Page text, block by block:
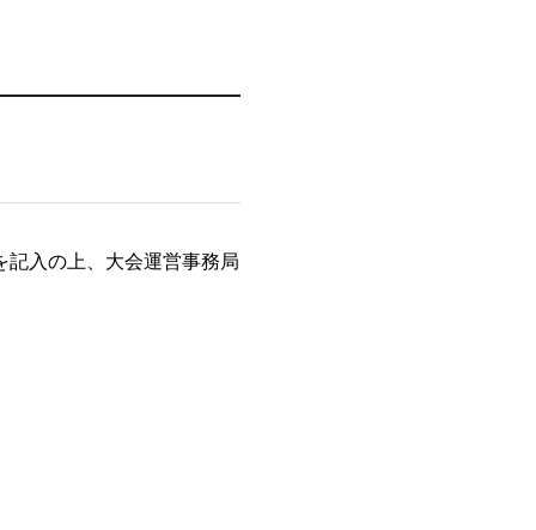
入の上、大会運営事務局